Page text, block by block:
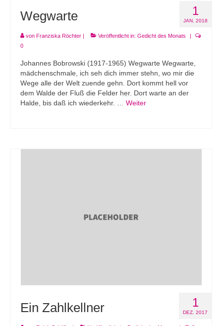
1
JAN. 2018
Wegwarte
von Franziska Röchter | Veröffentlicht in: Gedicht des Monats
|
0
Johannes Bobrowski (1917-1965) Wegwarte Wegwarte,
mädchenschmale, ich seh dich immer stehn, wo mir die
Wege alle der Welt zuende gehn. Dort kommt hell vor
dem Walde der Fluß die Felder her. Dort warte an der
Halde, bis daß ich wiederkehr. … Weiter
1
DEZ. 2017
Ein Zahlkellner